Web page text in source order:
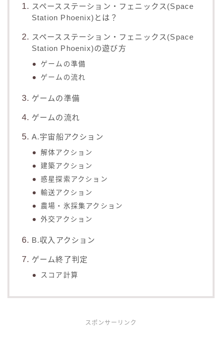
スペースステーション・フェニックス(Space
Station Phoenix)とは？
スペースステーション・フェニックス(Space
Station Phoenix)の遊び方
ゲームの準備
ゲームの流れ
ゲームの準備
ゲームの流れ
A.宇宙船アクション
解体アクション
建築アクション
惑星探索アクション
輸送アクション
農場・氷採集アクション
外交アクション
B.収入アクション
ゲーム終了判定
スコア計算
スポンサーリンク